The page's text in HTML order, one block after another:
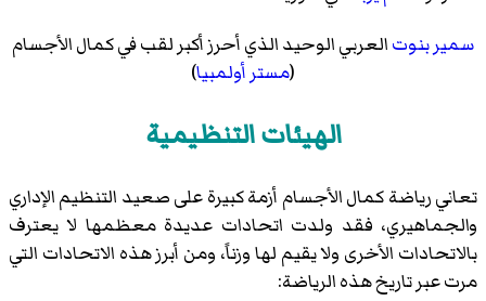
سمير بنوتالعربي الوحيد الذي أحرز أكبر لقب في كمال الأجسام
(مستر أولمبيا)
الهيئات التنظيمية
تعاني رياضة كمال الأجسام أزمة كبيرة على صعيد التنظيم الإداري
والجماهيري، فقد ولدت اتحادات عديدة معظمها لا يعترف
بالاتحادات الأخرى ولا يقيم لها وزناً، ومن أبرز هذه الاتحادات التي
مرت عبر تاريخ هذه الرياضة: